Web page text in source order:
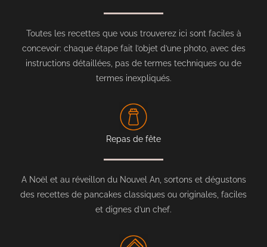
Toutes les recettes que vous trouverez ici sont faciles à
concevoir: chaque étape fait l’objet d’une photo, avec des
instructions détaillées, pas de termes techniques ou de
termes inexpliqués.
Repas de fête
A Noël et au réveillon du Nouvel An, sortons et dégustons
des recettes de pancakes classiques ou originales, faciles
et dignes d’un chef.